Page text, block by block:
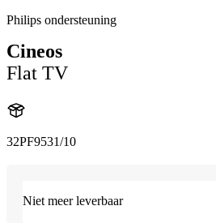
Philips ondersteuning
Cineos
Flat TV
32PF9531/10
Niet meer leverbaar